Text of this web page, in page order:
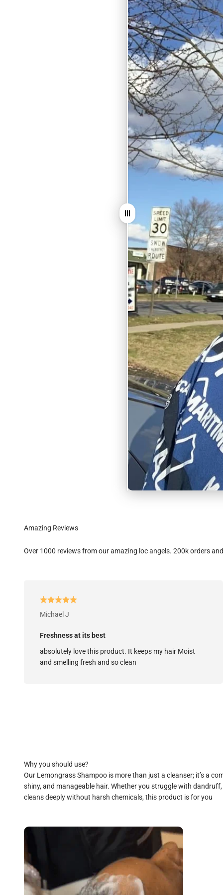
Arrastrar
Over 1000 reviews from our amazing loc angels. 200k orders
Michael J
Freshness at its best
absolutely love this product. It keeps my hair Moist
and smelling fresh and so clean
Our Lemongrass Shampoo is more than just a cleanser; it’s a
shiny, and manageable hair. Whether you struggle with
cleans deeply without harsh chemicals, this product is for you